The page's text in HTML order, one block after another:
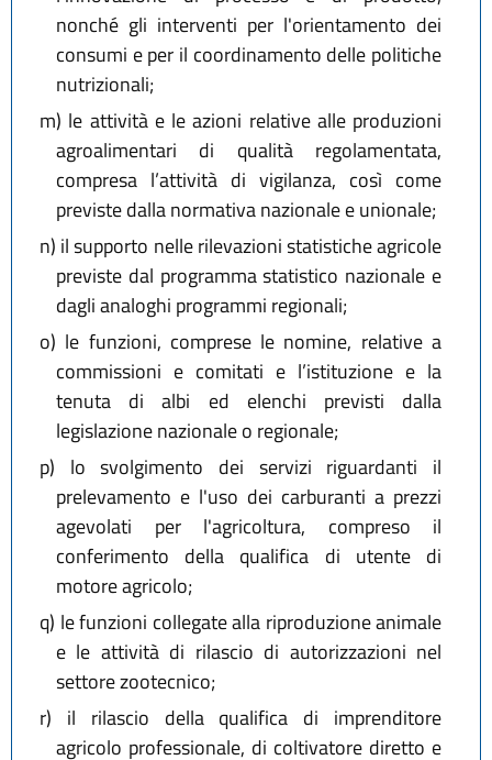
nonché gli interventi per l'orientamento dei
consumi e per il coordinamento delle politiche
nutrizionali;
m) le attività e le azioni relative alle produzioni
agroalimentari di qualità regolamentata,
compresa l’attività di vigilanza, così come
previste dalla normativa nazionale e unionale;
n) il supporto nelle rilevazioni statistiche agricole
previste dal programma statistico nazionale e
dagli analoghi programmi regionali;
o) le funzioni, comprese le nomine, relative a
commissioni e comitati e l’istituzione e la
tenuta di albi ed elenchi previsti dalla
legislazione nazionale o regionale;
p) lo svolgimento dei servizi riguardanti il
prelevamento e l'uso dei carburanti a prezzi
agevolati per l'agricoltura, compreso il
conferimento della qualifica di utente di
motore agricolo;
q) le funzioni collegate alla riproduzione animale
e le attività di rilascio di autorizzazioni nel
settore zootecnico;
r) il rilascio della qualifica di imprenditore
agricolo professionale, di coltivatore diretto e